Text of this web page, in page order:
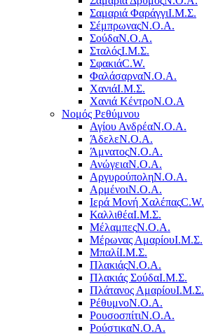
Σαμαριά ΦαράγγιΙ.Μ.Σ.
ΣέμπρωναςΝ.Ο.Α.
ΣούδαΝ.Ο.Α.
ΣταλόςΙ.Μ.Σ.
ΣφακιάC.W.
ΦαλάσαρναΝ.Ο.Α.
ΧανιάΙ.Μ.Σ.
Χανιά ΚέντροN.O.A
Νομός Ρεθύμνου
Αγίου ΑνδρέαΝ.Ο.Α.
ΆδελεΝ.Ο.Α.
ΆμνατοςΝ.Ο.Α.
ΑνώγειαΝ.Ο.Α.
ΑργυρούποληΝ.Ο.Α.
ΑρμένοιΝ.Ο.Α.
Ιερά Μονή ΧαλέπαςC.W.
ΚαλλιθέαΙ.Μ.Σ.
ΜέλαμπεςΝ.Ο.Α.
Μέρωνας ΑμαρίουΙ.Μ.Σ.
ΜπαλίΙ.Μ.Σ.
ΠλακιάςΝ.Ο.Α.
Πλακιάς ΣούδαΙ.Μ.Σ.
Πλάτανος ΑμαρίουΙ.Μ.Σ.
ΡέθυμνοΝ.Ο.Α.
ΡουσοσπίτιΝ.Ο.Α.
ΡούστικαΝ.Ο.Α.